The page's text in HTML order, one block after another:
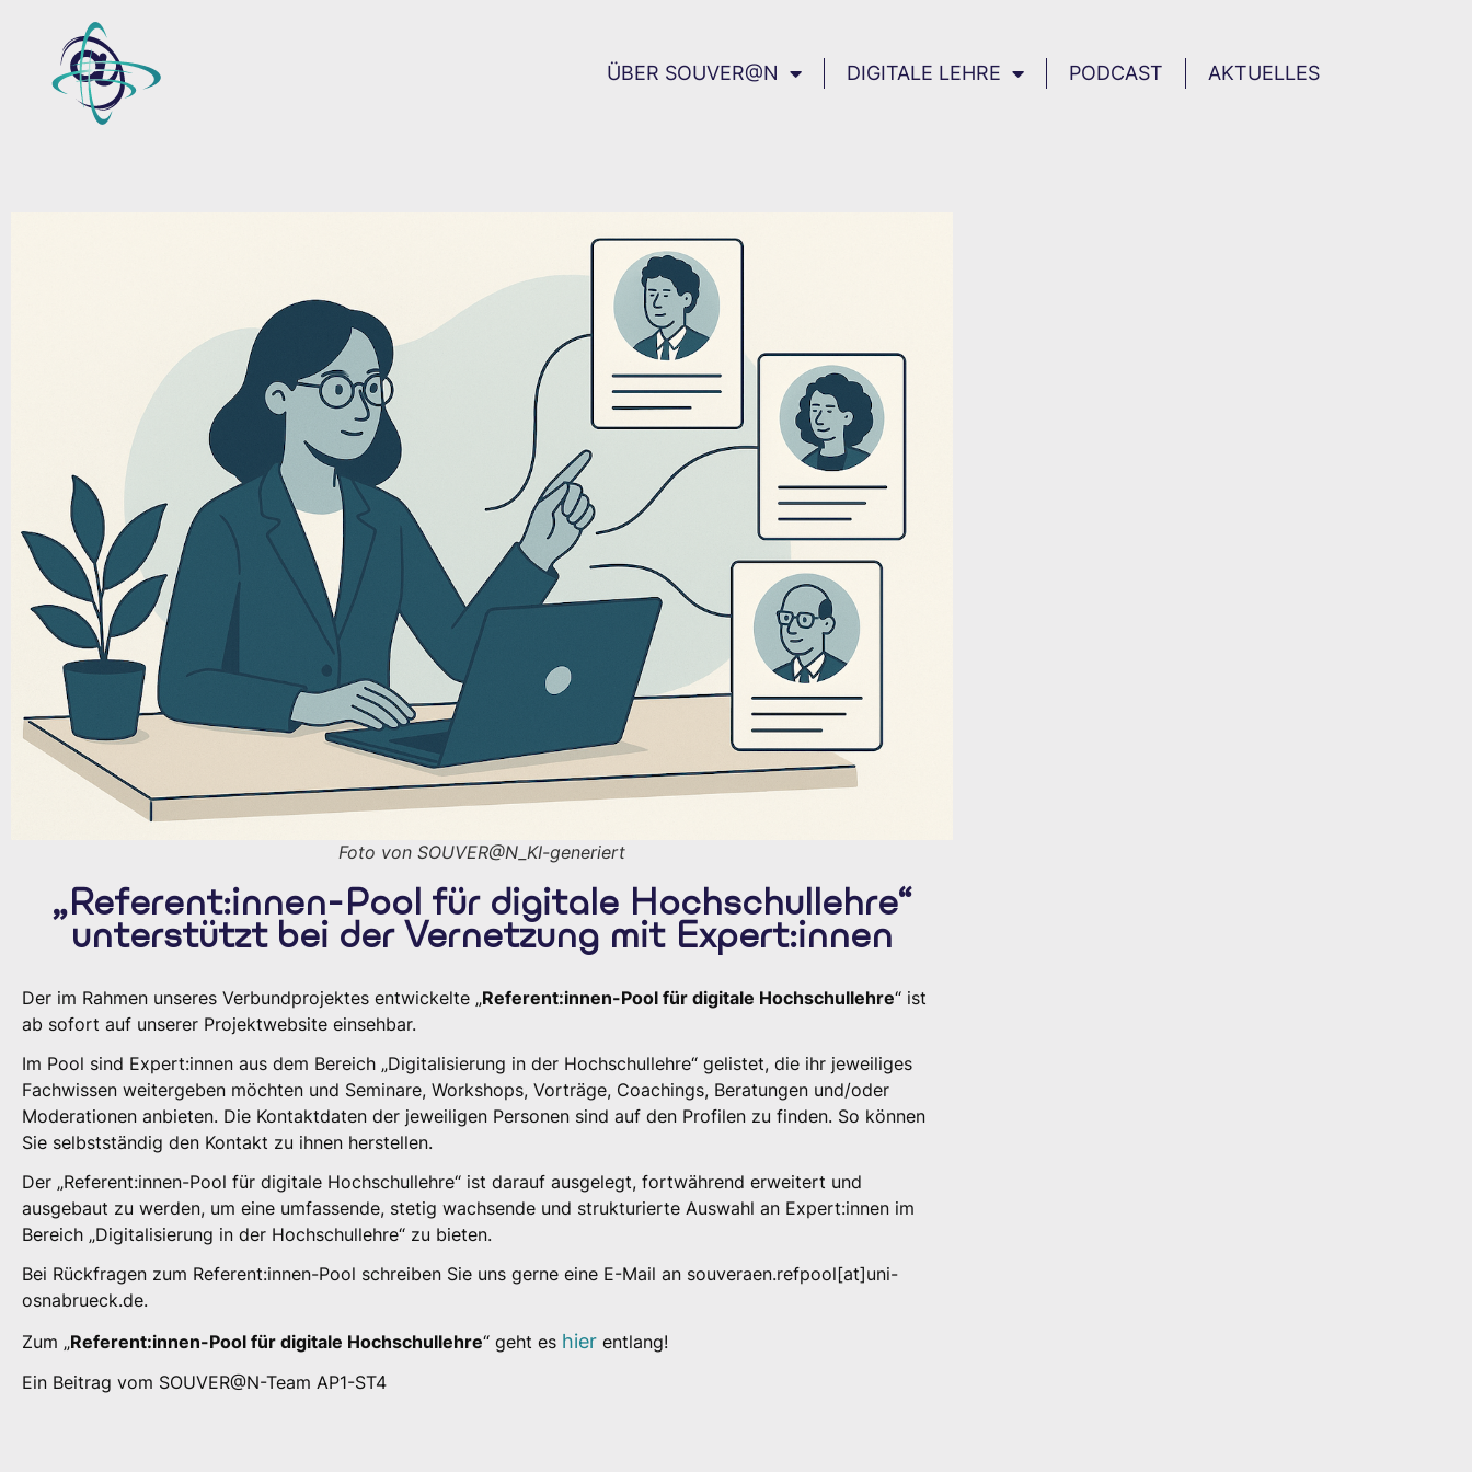
ÜBER SOUVER@N DIGITALE LEHRE PODCAST AKTUELLES
Foto von SOUVER@N_KI-generiert
„Referent:innen-Pool für digitale Hochschullehre“
unterstützt bei der Vernetzung mit Expert:innen
Der im Rahmen unseres Verbundprojektes entwickelte „Referent:innen-Pool für digitale Hochschullehre“ ist
ab sofort auf unserer Projektwebsite einsehbar.
Im Pool sind Expert:innen aus dem Bereich „Digitalisierung in der Hochschullehre“ gelistet, die ihr jeweiliges
Fachwissen weitergeben möchten und Seminare, Workshops, Vorträge, Coachings, Beratungen und/oder
Moderationen anbieten. Die Kontaktdaten der jeweiligen Personen sind auf den Profilen zu finden. So können
Sie selbstständig den Kontakt zu ihnen herstellen.
Der „Referent:innen-Pool für digitale Hochschullehre“ ist darauf ausgelegt, fortwährend erweitert und
ausgebaut zu werden, um eine umfassende, stetig wachsende und strukturierte Auswahl an Expert:innen im
Bereich „Digitalisierung in der Hochschullehre“ zu bieten.
Bei Rückfragen zum Referent:innen-Pool schreiben Sie uns gerne eine E-Mail an souveraen.refpool[at]uni-
osnabrueck.de.
Zum „Referent:innen-Pool für digitale Hochschullehre“ geht es hier entlang!
Ein Beitrag vom SOUVER@N-Team AP1-ST4